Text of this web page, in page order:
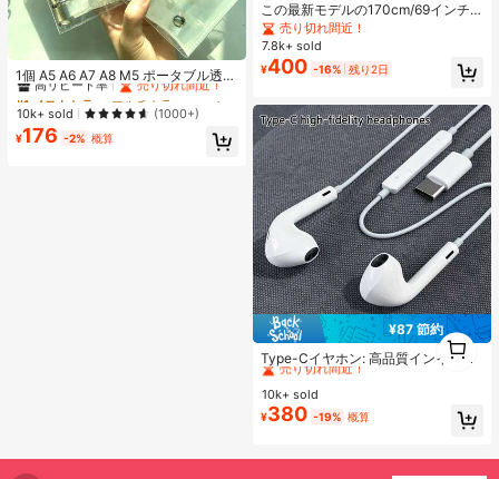
1個 A5 A6 A7 A8 M5 ポータブル透明
ルーズリーフバインダー、透明ステ
ッカーブック、シールブック、ステ
ッカーブック、写真収納バッグ、フ
ォトアルバム、貯金プランブック、
プランナー、ノート、オフィス文房
#1 ベストセラー
マルチカラー バインダー
高リピート率
売り切れ間近！
#1 ベストセラー
マルチカラー バインダー
高リピート率
売り切れ間近！
#1 ベストセラー
マルチカラー バインダー
高リピート率
売り切れ間近！
#1 ベストセラー
売り切れ間近！
10k+ sold (1000+)
¥176 -2% 概算
この最新モデルの170cm/69インチ
のBluetoothリモコン式セルフィース
ティック、スマホホルダー、LEDラ
イト付きは合金素材で作られていま
す。ビデオ撮影、ライフレコーディ
ング、旅行に適しています。伸縮、
360度回転、スタビライザー、折り
たたみ式の携帯用三脚式セルフィー
スティックです。バレンタインデー
のカップル撮影に最適なツールで
す。
売り切れ間近！
7.8k+ sold
¥400 -16% 残り2日
¥87 節約
Type-Cイヤホン: 高品質インイヤー
ヘッドホン、3ボタンインラインコ
ントロール内蔵、音楽再生、通話応
答、音量調整が簡単。17/16/15シリ
ーズ、Plus、Pro、Pro Maxモデル対
#1 ベストセラー
に エレクトロニクス
売り切れ間近！
#1 ベストセラー
売り切れ間近！
#1 ベストセラー
売り切れ間近！
#1 ベストセラー
10k+ sold
¥380 -19% 概算
1